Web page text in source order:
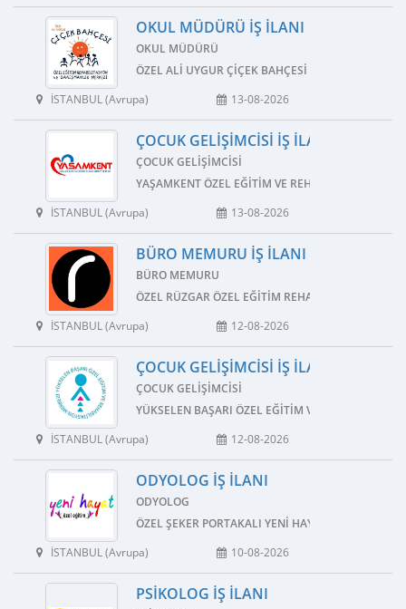
OKUL MÜDÜRÜ İŞ İLANI
OKUL MÜDÜRÜ
ÖZEL ALI UYGUR ÇIÇEK BAHÇESI ÖZEL EĞITIM VE
İSTANBUL (Avrupa)
13-08-2026
ÇOCUK GELIŞIMCISI İŞ İLANI
ÇOCUK GELIŞIMCISI
YAŞAMKENT ÖZEL EĞITIM VE REHABILITASYON
İSTANBUL (Avrupa)
13-08-2026
BÜRO MEMURU İŞ İLANI
BÜRO MEMURU
ÖZEL RÜZGAR ÖZEL EĞITIM REHABILITASYON
İSTANBUL (Avrupa)
12-08-2026
ÇOCUK GELIŞIMCISI İŞ İLANI
ÇOCUK GELIŞIMCISI
YÜKSELEN BAŞARI ÖZEL EĞITIM VE
İSTANBUL (Avrupa)
12-08-2026
ODYOLOG İŞ İLANI
ODYOLOG
ÖZEL ŞEKER PORTAKALI YENI HAYAT ÖZEL EĞITIM
İSTANBUL (Avrupa)
10-08-2026
PSIKOLOG İŞ İLANI